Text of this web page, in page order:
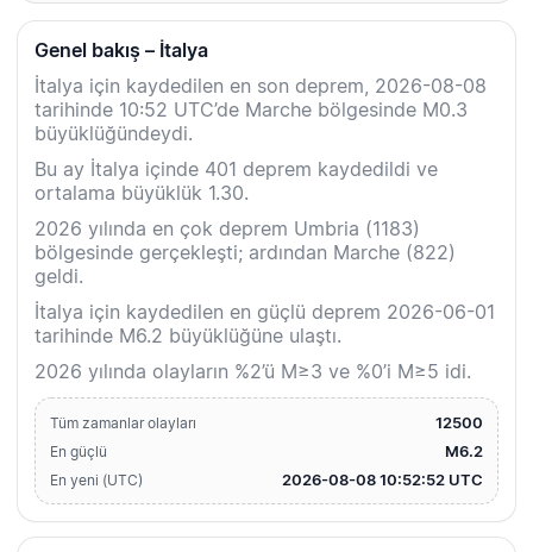
Genel bakış – İtalya
İtalya için kaydedilen en son deprem, 2026-08-08
tarihinde 10:52 UTC’de Marche bölgesinde M0.3
büyüklüğündeydi.
Bu ay İtalya içinde 401 deprem kaydedildi ve
ortalama büyüklük 1.30.
2026 yılında en çok deprem Umbria (1183)
bölgesinde gerçekleşti; ardından Marche (822)
geldi.
İtalya için kaydedilen en güçlü deprem 2026-06-01
tarihinde M6.2 büyüklüğüne ulaştı.
2026 yılında olayların %2’ü M≥3 ve %0’i M≥5 idi.
Tüm zamanlar olayları 12500
En güçlü M6.2
En yeni (UTC) 2026-08-08 10:52:52 UTC